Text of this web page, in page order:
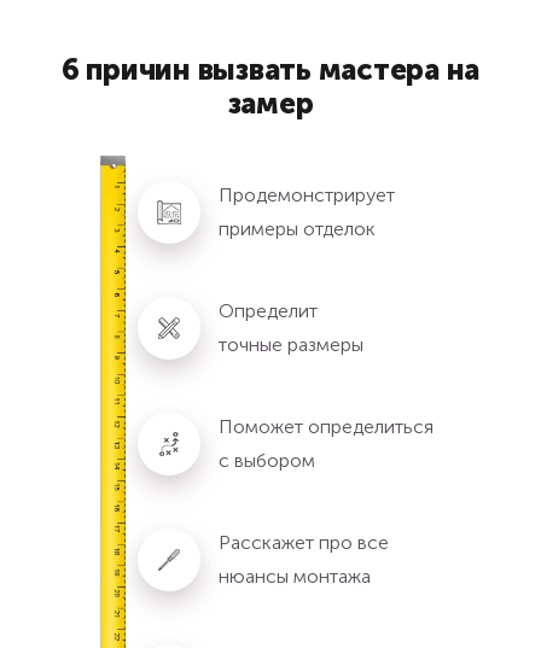
6 причин вызвать мастера на
замер
Продемонстрирует
примеры отделок
Определит
точные размеры
Поможет определиться
с выбором
Расскажет про все
нюансы монтажа